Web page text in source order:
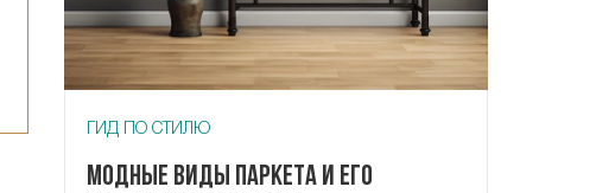
ГИД ПО СТИЛЮ
Модные виды паркета и его